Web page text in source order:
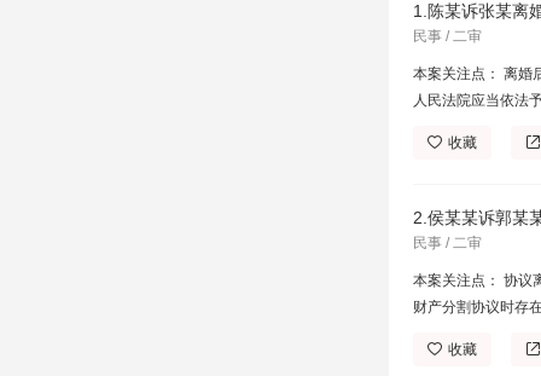
1.陈某诉张某离
民事 / 二审
本案关注点： 离婚
人民法院应当依法
收藏
2.侯某某诉郭某
民事 / 二审
本案关注点： 协议
财产分割协议时存
收藏